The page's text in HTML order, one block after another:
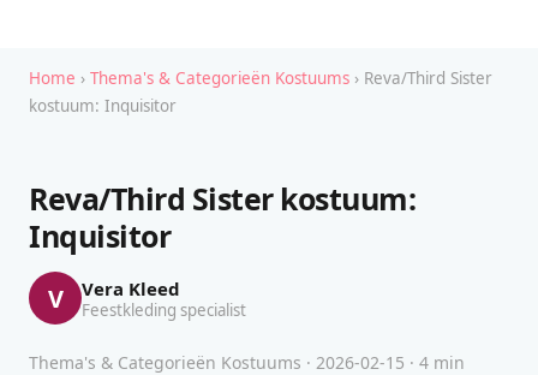
Home › Thema's & Categorieën Kostuums › Reva/Third Sister
kostuum: Inquisitor
Reva/Third Sister kostuum:
Inquisitor
V Vera Kleed
Feestkleding specialist
Thema's & Categorieën Kostuums · 2026-02-15 · 4 min